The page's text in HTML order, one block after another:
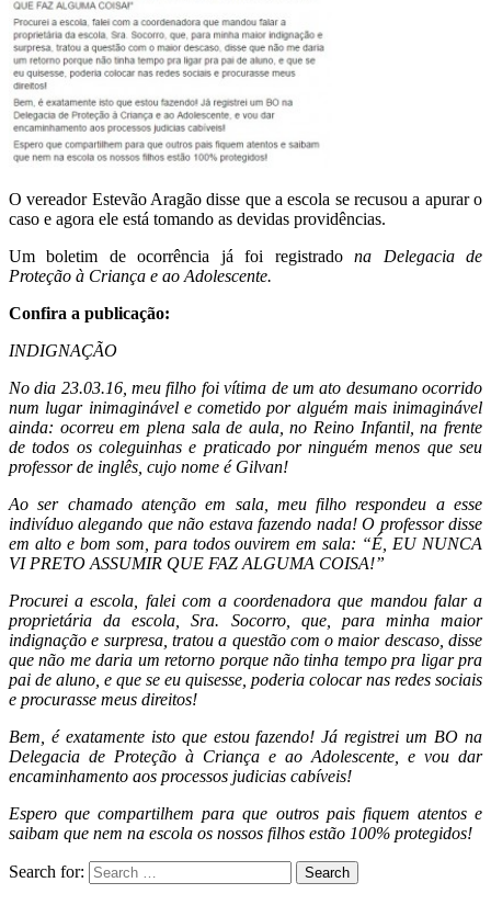
O vereador Estevão Aragão disse que a escola se recusou a apurar o
caso e agora ele está tomando as devidas providências.
Um boletim de ocorrência já foi registradona Delegacia de
Proteção à Criança e ao Adolescente.
Confira a publicação:
INDIGNAÇÃO
No dia 23.03.16, meu filho foi vítima de um ato desumano ocorrido
num lugar inimaginável e cometido por alguém mais inimaginável
ainda: ocorreu em plena sala de aula, no Reino Infantil, na frente
de todos os coleguinhas e praticado por ninguém menos que seu
professor de inglês, cujo nome é Gilvan!
Ao ser chamado atenção em sala, meu filho respondeu a esse
indivíduo alegando que não estava fazendo nada! O professor disse
em alto e bom som, para todos ouvirem emsala: “É, EU NUNCA
VI PRETO ASSUMIR QUE FAZ ALGUMA COISA!”
Procurei a escola, falei com a coordenadora que mandou falar a
proprietária da escola, Sra. Socorro, que, para minha maior
indignação e surpresa, tratou a questão com o maior descaso, disse
que não me daria um retorno porque não tinha tempo pra ligar pra
pai de aluno, e que se eu quisesse, poderia colocar nas redes sociais
e procurasse meus direitos!
Bem, é exatamente isto que estou fazendo! Já registrei um BO na
Delegacia de Proteção à Criança e ao Adolescente, e vou dar
encaminhamento aos processos judicias cabíveis!
Espero que compartilhem para que outros pais fiquem atentos e
saibam que nem na escola os nossos filhos estão 100% protegidos!
Search for: Search